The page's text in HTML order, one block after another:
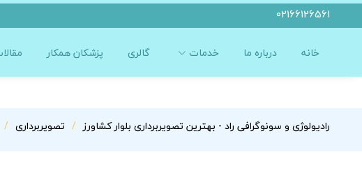
02166126561
خانه درباره ما خدمات گالری پزشکان همکار
رادیولوژی و سونوگرافی راد - بهترین تصویربرداری بلوار کشاورز تصویربرداری